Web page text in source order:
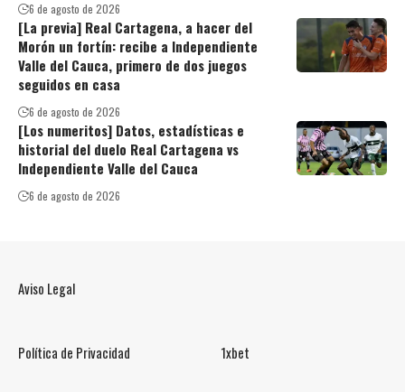
6 de agosto de 2026
[La previa] Real Cartagena, a hacer del
Morón un fortín: recibe a Independiente
Valle del Cauca, primero de dos juegos
seguidos en casa
6 de agosto de 2026
[Los numeritos] Datos, estadísticas e
historial del duelo Real Cartagena vs
Independiente Valle del Cauca
6 de agosto de 2026
Aviso Legal
Política de Privacidad 1xbet